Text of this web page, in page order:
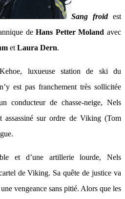
Sang froidest
deHans Petter Moland avec
et Laura Dern.
luxueuse station de ski du
est pas franchement très sollicitée
conducteur de chasse-neige, Nels
assassiné sur ordre de Viking (Tom
et d’une artillerie lourde, Nels
de Viking. Sa quête de justice va
vengeance sans pitié. Alors que les